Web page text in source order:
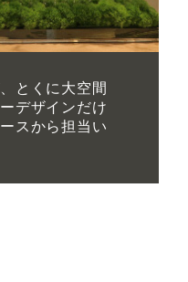
とくに大空間
デザインだけ
スから担当い